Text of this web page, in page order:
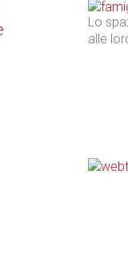
Lo
alle